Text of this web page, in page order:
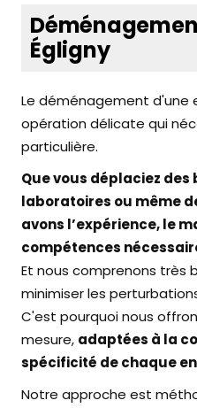
Égligny
Le déménagement d'une
opération délicate qui
particulière.
Que vous déplaciez des
laboratoires ou même
avons l’expérience, le
compétences
Et nous comprenons très
minimiser les
C'est pourquoi nous
mesure, adaptées à la
spécificité de chaque
Notre approche est